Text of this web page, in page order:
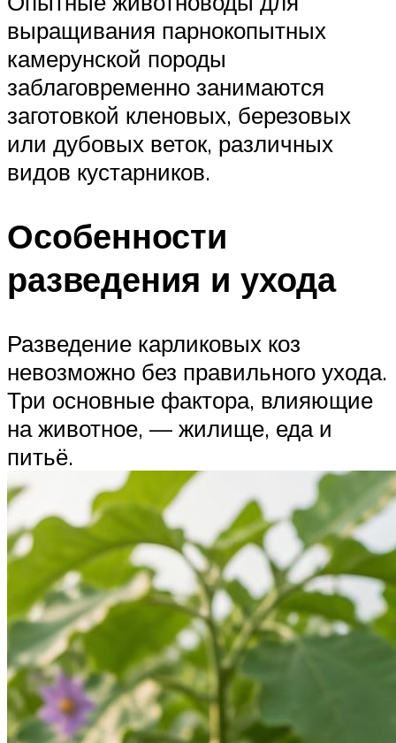
выращивания парнокопытных
камерунской породы
заблаговременно занимаются
заготовкой кленовых, березовых
или дубовых веток, различных
видов кустарников.
Особенности
разведения и ухода
Разведение карликовых коз
невозможно без правильного ухода.
Три основные фактора, влияющие
на животное, — жилище, еда и
питьё.